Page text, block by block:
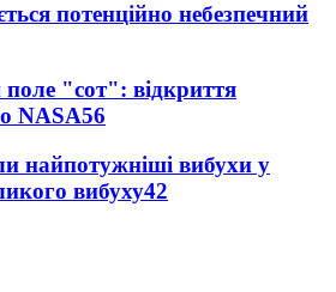
потенційно небезпечний
"сот": відкриття
NASA56
найпотужніші вибухи у
вибуху42